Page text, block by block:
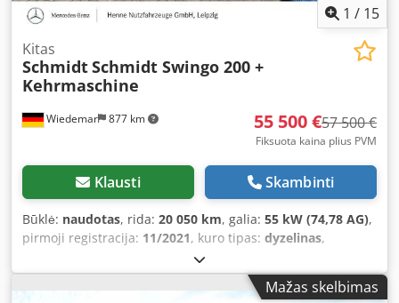
1 / 15
Wiedemar 877 km
Kitas
SchmidtSchmidt Swingo 200 +
Kehrmaschine
55 500 €57 500 €
Fiksuota kaina plius PVM
Klausti Skambinti
Būklė: naudotas, rida: 20 050 km, galia: 55 kW (74,78 AG),
pirmoji registracija: 11/2021, kuro tipas: dyzelinas,
, pavaros tipas:
metai:2021, veikimo valandos:2 532 h, sėdimų vietų
oro kondicionavimas ,Mažas skelbimas